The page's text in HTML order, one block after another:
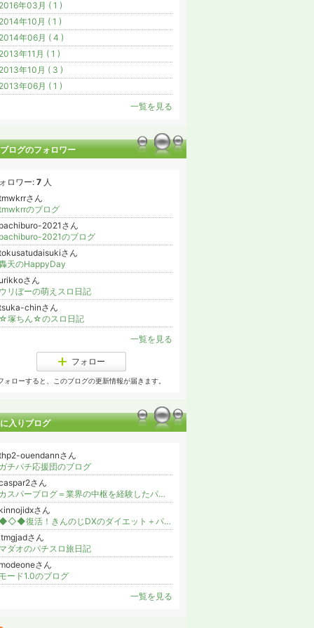
年03月 ( 1 )
年10月 ( 1 )
年06月 ( 4 )
年11月 ( 1 )
年10月 ( 3 )
年06月 ( 1 )
一覧を見る
ログのフォロワー
ロワー: 7 人
さん
のブログ
2021さん
2021のブログ
さん
天のHappyDay
さん
リぼーの萌えスロ日記
chinさん
塚ちん☆のスロ日記
一覧を見る
フォロー
ォローすると、このブログの更新情報が届きます。
入りブログ
ouendannさん
チパチ応援団のブログ
さん
カスパーブログ＝業界の中枢を経験したパチバカの遺言＝
さん
◆◇◆復活！きんのじDXのダイエット＋パチンコときどき良いこと◆◇◆
さん
ダオのパチスロ旅日記
さん
ード1.0のブログ
一覧を見る